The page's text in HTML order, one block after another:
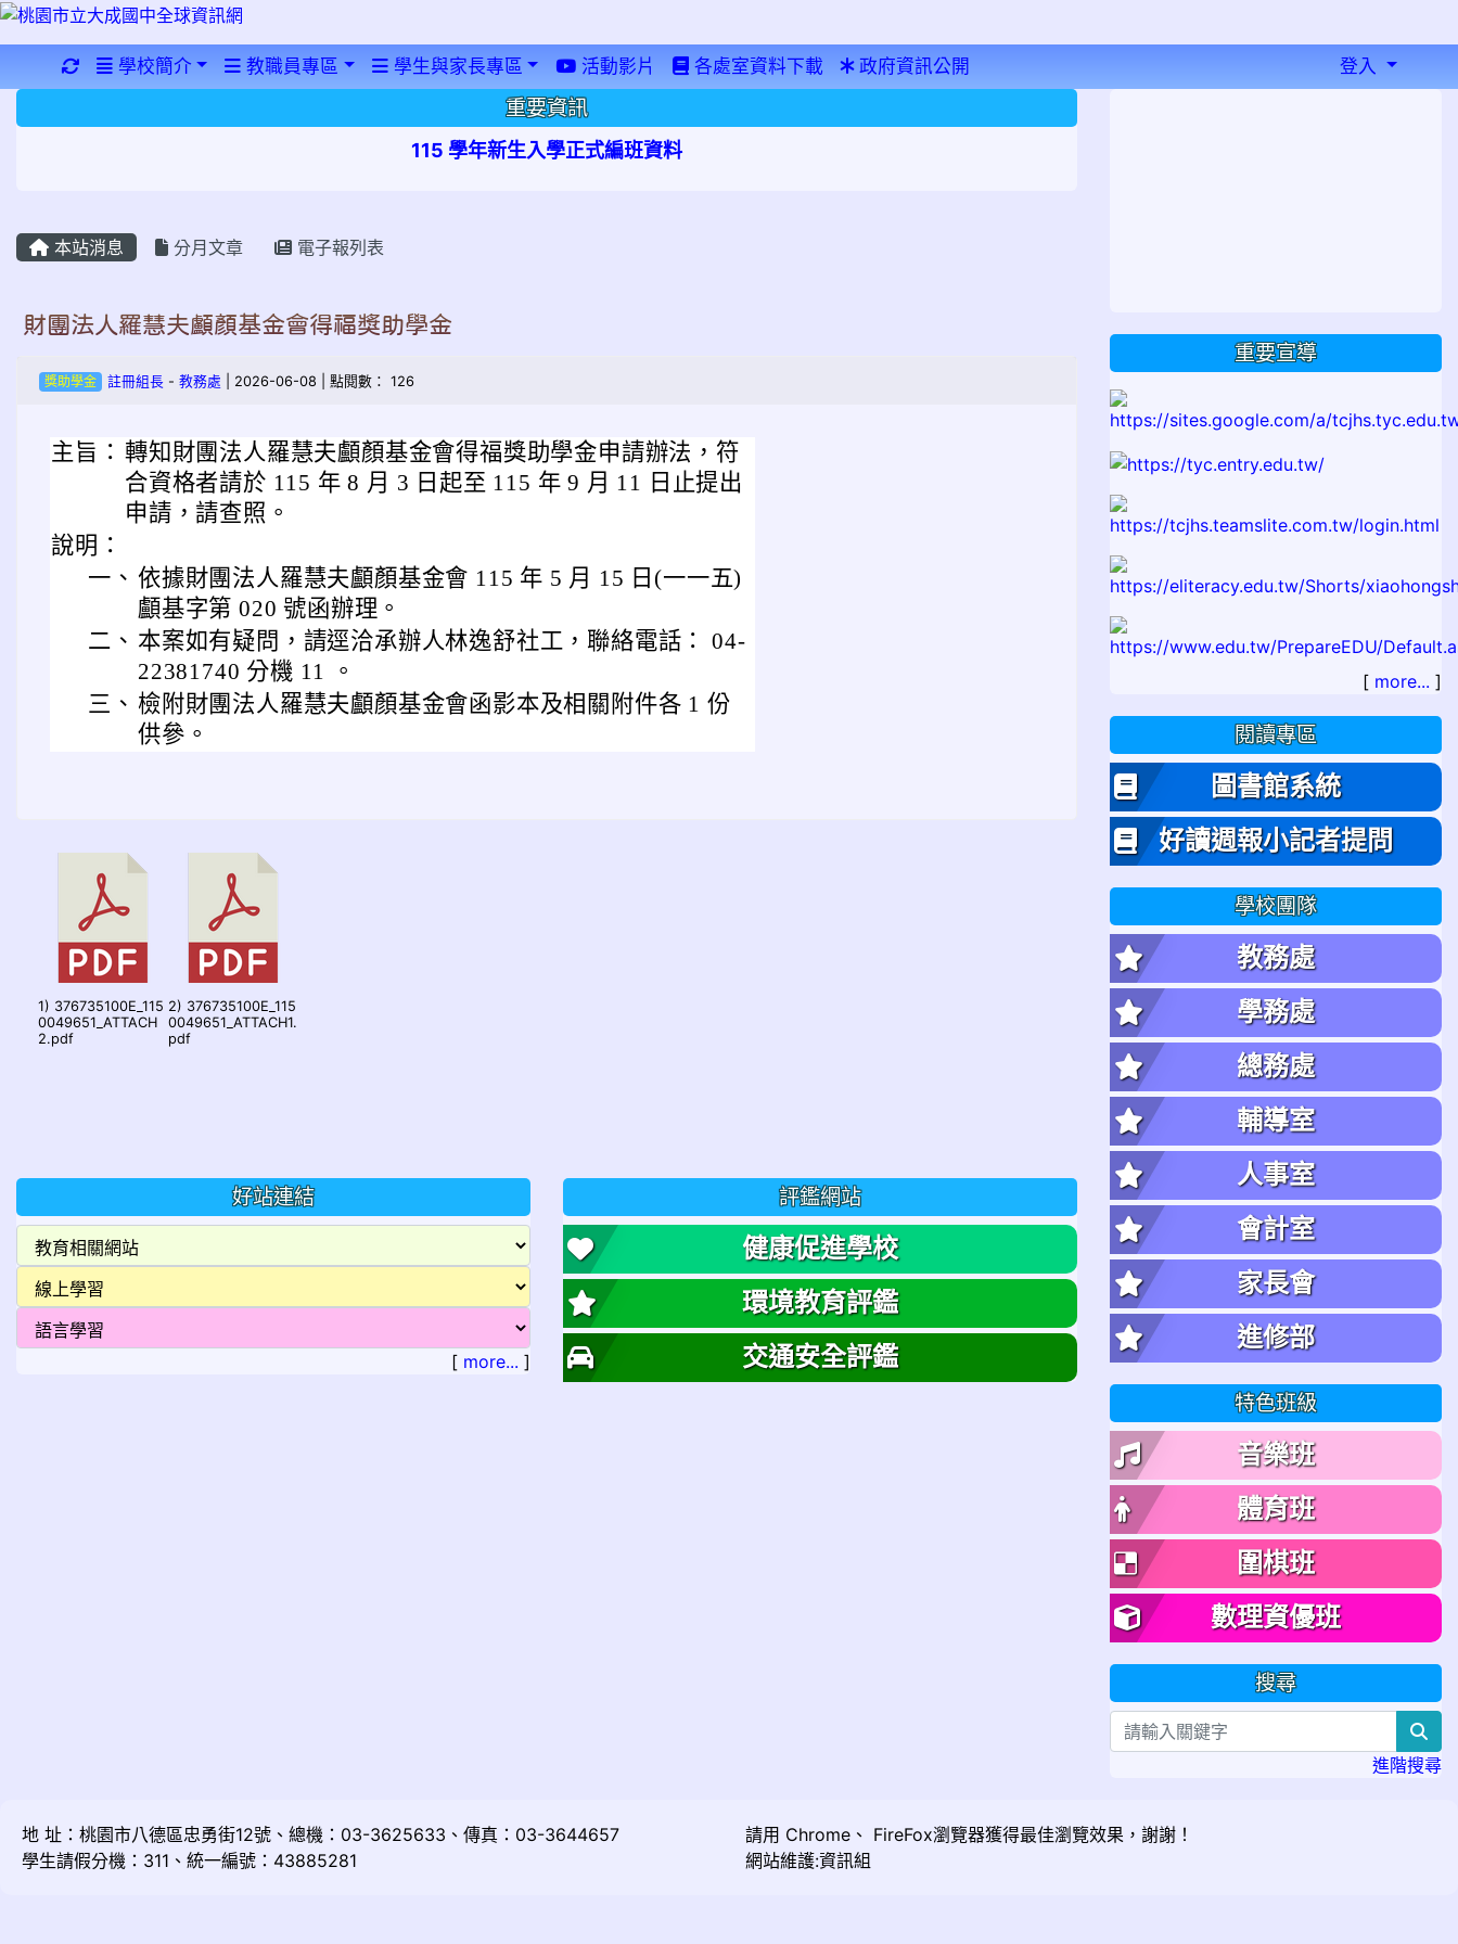
重新取得佈景設定
學校簡介 教職員專區 學生與家長專區 活動影片 各處室資料下載 政府資訊公開 登入
重要資訊
115 學年新生入學正式編班資料
本站消息 分月文章 電子報列表
財團法人羅慧夫顱顏基金會得福獎助學金
獎助學金 註冊組長- 教務處 | 2026-06-08 | 點閱數： 126
主旨： 轉知財團法人羅慧夫顱顏基金會得福獎助學金申請辦法，符
合資格者請於 115 年 8 月 3 日起至 115 年 9 月 11 日止提出
申請，請查照。
說明：
一、 依據財團法人羅慧夫顱顏基金會 115 年 5 月 15 日(一一五)
顱基字第 020 號函辦理。
二、 本案如有疑問，請逕洽承辦人林逸舒社工，聯絡電話： 04-
22381740 分機 11 。
三、 檢附財團法人羅慧夫顱顏基金會函影本及相關附件各 1 份
供參。
1) 376735100E_115
0049651_ATTACH
2.pdf
2) 376735100E_115
0049651_ATTACH1.
pdf
好站連結
[ more... ]
評鑑網站
健康促進學校
環境教育評鑑
交通安全評鑑
重要宣導
[ more... ]
閱讀專區
圖書館系統
好讀週報小記者提問
學校團隊
教務處
學務處
總務處
輔導室
人事室
會計室
家長會
進修部
特色班級
音樂班
體育班
圍棋班
數理資優班
搜尋
進階搜尋
地 址：桃園市八德區忠勇街12號、總機：03-3625633、傳真：03-3644657
學生請假分機：311、統一編號：43885281
請用 Chrome 、 FireFox瀏覽器獲得最佳瀏覽效果，謝謝！
網站維護:資訊組